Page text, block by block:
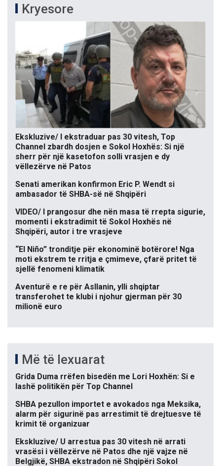
Kryesore
Ekskluzive/ I ekstraduar pas 30 vitesh, Top
Channel zbardh dosjen e Sokol Hoxhës: Si një
sherr për një kasetofon solli vrasjen e dy
vëllezërve në Patos
Senati amerikan konfirmon Eric P. Wendt si
ambasador të SHBA-së në Shqipëri
VIDEO/ I prangosur dhe nën masa të rrepta sigurie,
momenti i ekstradimit të Sokol Hoxhës në
Shqipëri, autor i tre vrasjeve
“El Niño” tronditje për ekonominë botërore! Nga
moti ekstrem te rritja e çmimeve, çfarë pritet të
sjellë fenomeni klimatik
Aventurë e re për Asllanin, ylli shqiptar
transferohet te klubi i njohur gjerman për 30
milionë euro
Më të lexuarat
Grida Duma rrëfen bisedën me Lori Hoxhën: Si e
lashë politikën për Top Channel
SHBA pezullon importet e avokados nga Meksika,
alarm për sigurinë pas arrestimit të drejtuesve të
krimit të organizuar
Ekskluzive/ U arrestua pas 30 vitesh në arrati
vrasësi i vëllezërve në Patos dhe një vajze në
Belgjikë, SHBA ekstradon në Shqipëri Sokol